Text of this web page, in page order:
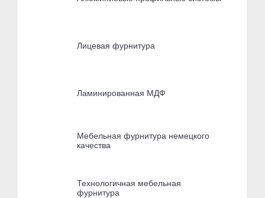
Лицевая фурнитура
Ламинированная МДФ
Мебельная фурнитура немецкого
качества
Технологичная мебельная
фурнитура